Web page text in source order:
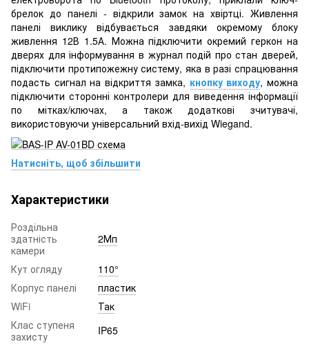
брелок до панелі - відкрили замок на хвіртці. Живлення
панелі виклику відбувається завдяки окремому блоку
живлення 12В 1.5А. Можна підключити окремий геркон на
дверях для інформування в журнал подій про стан дверей,
підключити протипожежну систему, яка в разі спрацювання
подасть сигнал на відкриття замка, кнопку виходу, можна
підключити сторонні контролери для виведення інформації
по мітках/ключах, а також додаткові зчитувачі,
використовуючи універсальний вхід-вихід Wiegand.
Натисніть, щоб збільшити
Характеристики
Роздільна
здатність
камери
2Мп
Кут огляду
110°
Корпус панелі
пластик
WiFi
Так
Клас ступеня
захисту
IP65